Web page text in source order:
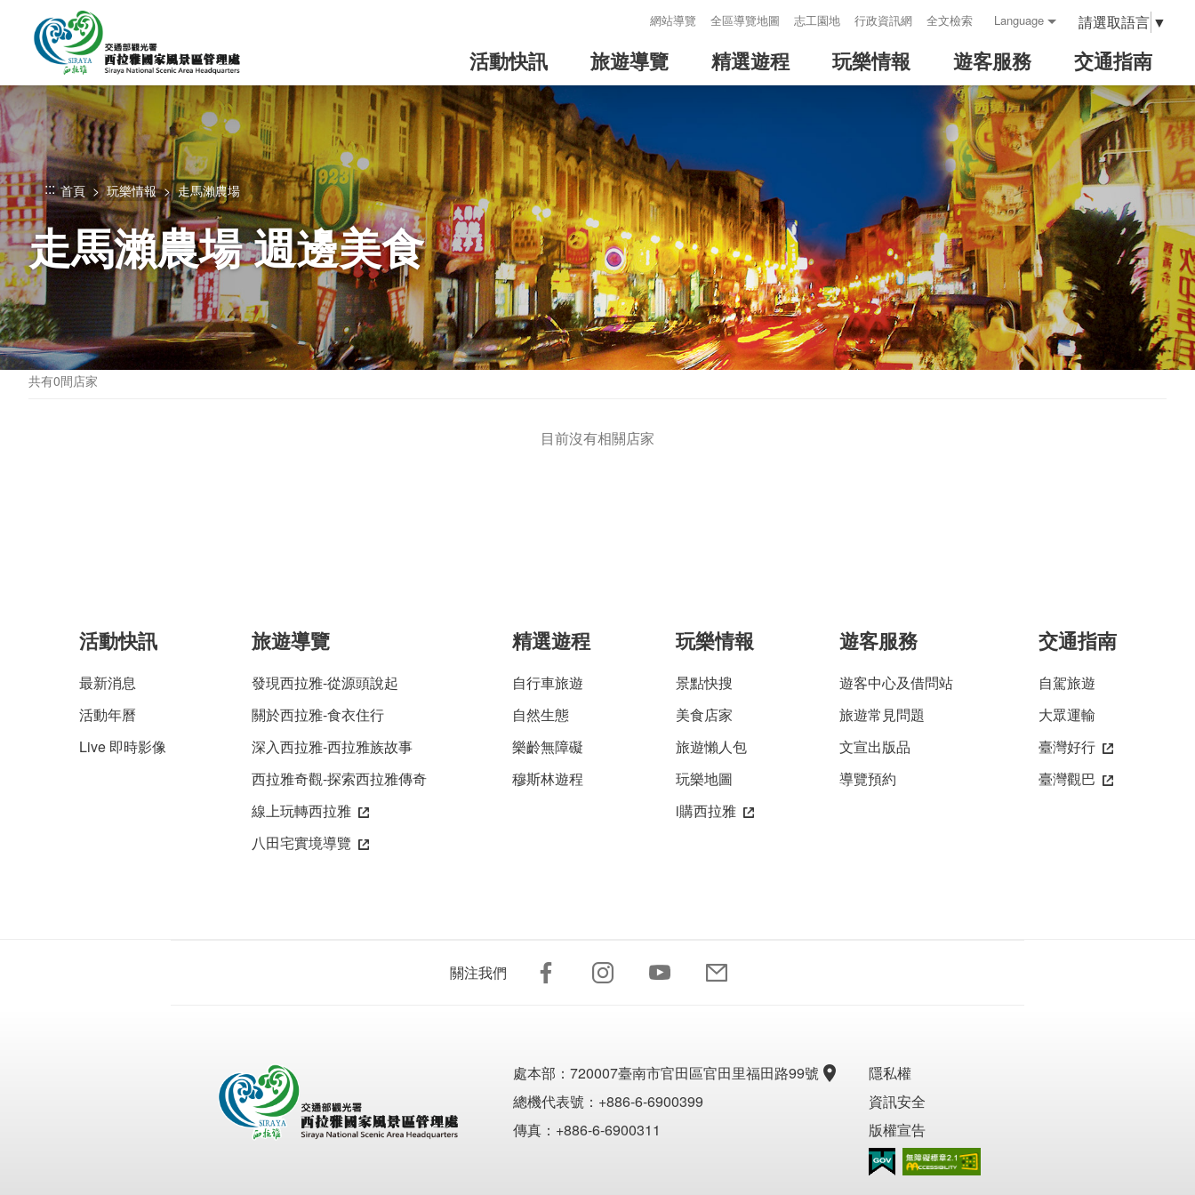
內
容
區
塊
網站導覽 全區導覽地圖 志工園地 行政資訊網 全文檢索 Language 請選取語言 ▼
活動快訊 旅遊導覽 精選遊程 玩樂情報 遊客服務 交通指南
::: 首頁 玩樂情報 走馬瀨農場
走馬瀨農場 週邊美食
共有0間店家
目前沒有相關店家
活動快訊
最新消息
活動年曆
Live 即時影像
旅遊導覽
發現西拉雅-從源頭說起
關於西拉雅-食衣住行
深入西拉雅-西拉雅族故事
西拉雅奇觀-探索西拉雅傳奇
線上玩轉西拉雅
八田宅實境導覽
精選遊程
自行車旅遊
自然生態
樂齡無障礙
穆斯林遊程
玩樂情報
景點快搜
美食店家
旅遊懶人包
玩樂地圖
i購西拉雅
遊客服務
遊客中心及借問站
旅遊常見問題
文宣出版品
導覽預約
交通指南
自駕旅遊
大眾運輸
臺灣好行
臺灣觀巴
關注我們
處本部： 720007臺南市官田區官田里福田路99號
總機代表號：+886-6-6900399
傳真：+886-6-6900311
隱私權
資訊安全
版權宣告